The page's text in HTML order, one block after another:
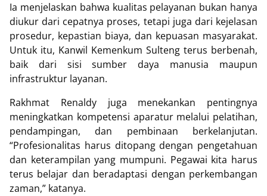
Ia menjelaskan bahwa kualitas pelayanan bukan hanya
diukur dari cepatnya proses, tetapi juga dari kejelasan
prosedur, kepastian biaya, dan kepuasan masyarakat.
Untuk itu, Kanwil Kemenkum Sulteng terus berbenah,
baik dari sisi sumber daya manusia maupun
infrastruktur layanan.
Rakhmat Renaldy juga menekankan pentingnya
meningkatkan kompetensi aparatur melalui pelatihan,
pendampingan, dan pembinaan berkelanjutan.
“Profesionalitas harus ditopang dengan pengetahuan
dan keterampilan yang mumpuni. Pegawai kita harus
terus belajar dan beradaptasi dengan perkembangan
zaman,” katanya.